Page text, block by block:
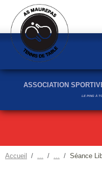
ASSOCIATION
LE PING À
Accueil Séance
Panneau de gestion des